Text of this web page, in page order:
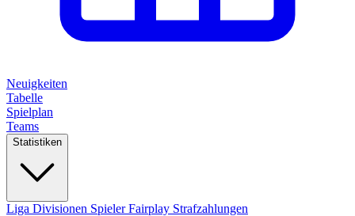
Neuigkeiten
Tabelle
Spielplan
Teams
Statistiken
Liga Divisionen SpielerFairplay Strafzahlungen